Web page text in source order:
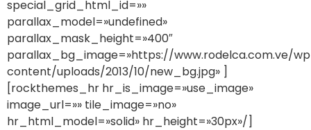
special_grid_html_id=»»
parallax_model=»undefined»
parallax_mask_height=»400″
parallax_bg_image=»https://www.rodelca.com.ve/
content/uploads/2013/10/new_bg.jpg» ]
[rockthemes_hr hr_is_image=»use_image»
image_url=»» tile_image=»no»
hr_html_model=»solid» hr_height=»30px»/]